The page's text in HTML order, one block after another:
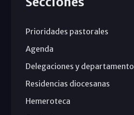
Prioridades pastorales
Agenda
Delegaciones y
Residencias diocesanas
Hemeroteca